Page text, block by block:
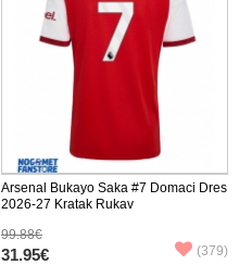
Arsenal Bukayo Saka #7 Domaci Dres
2026-27 Kratak Rukav
99.88€
31.95€ (379)